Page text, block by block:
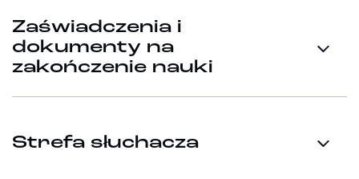
Zaświadczenia i
dokumenty na
zakończenie nauki
Strefa słuchacza